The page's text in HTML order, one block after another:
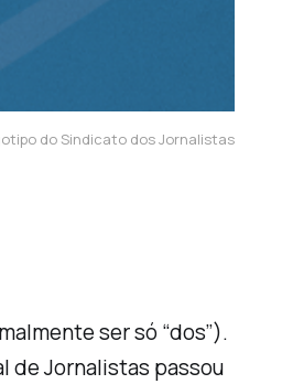
do Sindicato dos Jornalistas
ser só “dos”).
de Jornalistas passou